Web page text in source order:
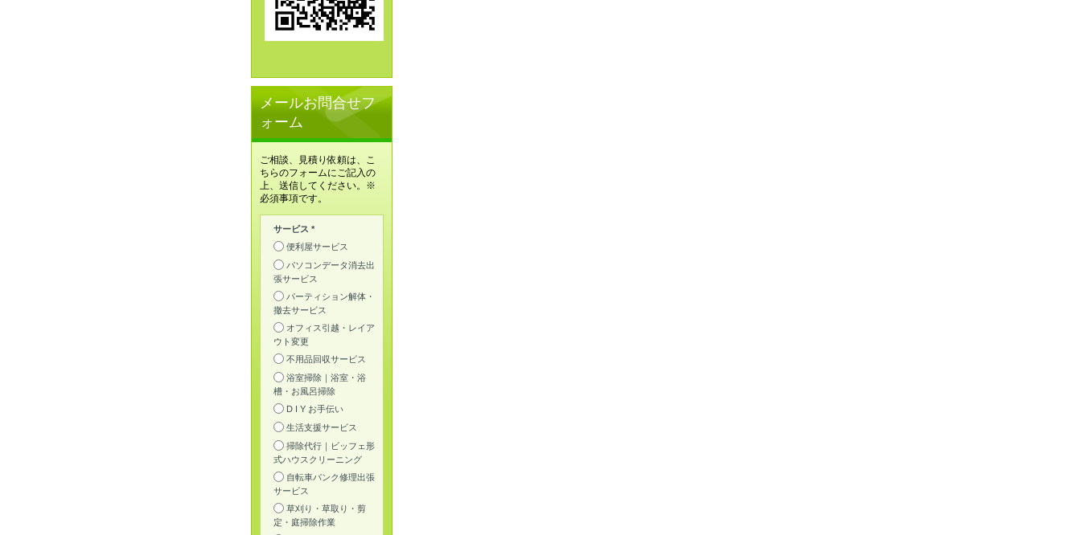
メールお問合せフ
ォーム
ご相談、見積り依頼は、こ
ちらのフォームにご記入の
上、送信してください。※
必須事項です。
サービス *
便利屋サービス
パソコンデータ消去出
張サービス
パーティション解体・
撤去サービス
オフィス引越・レイア
ウト変更
不用品回収サービス
浴室掃除｜浴室・浴
槽・お風呂掃除
D I Y お手伝い
生活支援サービス
掃除代行｜ビッフェ形
式ハウスクリーニング
自転車パンク修理出張
サービス
草刈り・草取り・剪
定・庭掃除作業